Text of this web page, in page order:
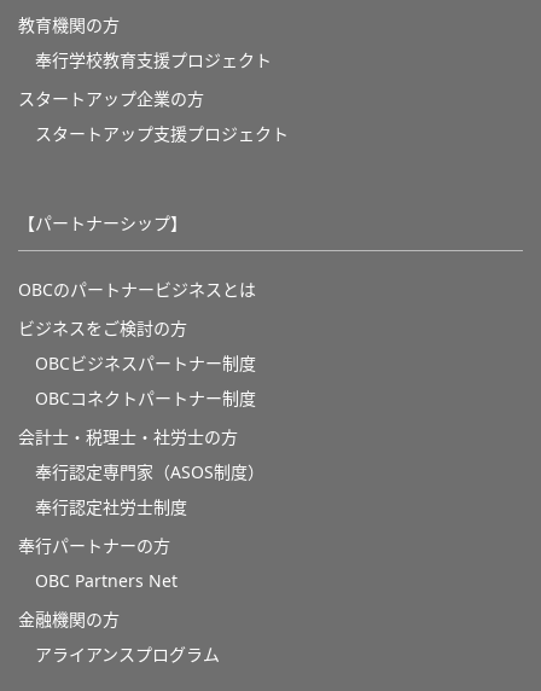
教育機関の方
奉⾏学校教育⽀援プロジェクト
スタートアップ企業の方
スタートアップ支援プロジェクト
【パートナーシップ】
OBCのパートナービジネスとは
ビジネスをご検討の方
OBCビジネスパートナー制度
OBCコネクトパートナー制度
会計士・税理士・社労士の方
奉行認定専門家（ASOS制度）
奉行認定社労士制度
奉行パートナーの方
OBC Partners Net
金融機関の方
アライアンスプログラム